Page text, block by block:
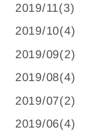
2019/11(3)
2019/10(4)
2019/09(2)
2019/08(4)
2019/07(2)
2019/06(4)